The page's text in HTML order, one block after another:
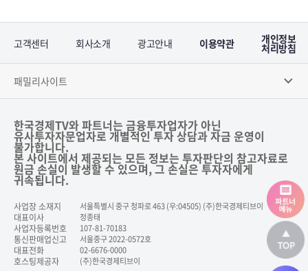
고객센터 회사소개 광고안내 이용약관 개인정보
처리방침
패밀리사이트
한국경제TV와 파트너는 금융투자업자가 아닌
유사투자자문업자로 개별적인 투자 상담과 자금 운영이
불가합니다.
본 사이트에서 제공되는 모든 정보는 투자판단의 참고자료로
원금 손실이 발생할 수 있으며, 그 손실은 투자자에게
귀속됩니다.
사업장 소재지 서울특별시 중구 청파로 463 (우:04505) (주)한국경제티브이
대표이사 정종태
사업자등록번호 107-81-70183
통신판매업신고 서울중구 2022-0572호
대표전화 02-6676-0000
호스팅제공자 (주)한국경제티브이